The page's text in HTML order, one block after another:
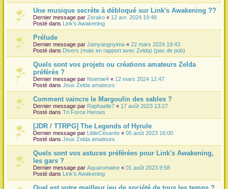
Une musique secrète à débloqué sur Link's Awakening ??
Dernier message par Zerako « 12 avr. 2024 19:48
Posté dans Link's Awakening
Prélude
Dernier message par Jamyangnyima « 22 mars 2024 19:43
Posté dans Divers (mais en rapport avec Zelda) (pas de pub)
Quels sont vos projets ou créations amateurs Zelda
préférés ?
Dernier message par Noemie4 « 12 mars 2024 12:47
Posté dans Jeux Zelda amateurs
Comment vaincre le Margoulin des sables ?
Dernier message par Raphaelle7 « 17 août 2023 13:27
Posté dans Tri Force Heroes
[JDR / TTRPG] The Legends of Hyrule
Dernier message par LittleCésarée « 05 août 2023 16:00
Posté dans Jeux Zelda amateurs
Quels sont vos astuces préférées pour Link's Awakening,
les gars ?
Dernier message par Aquaromaine « 01 août 2023 9:58
Posté dans Link's Awakening
Quel est votre meilleur jeu de société de tous les temps ?